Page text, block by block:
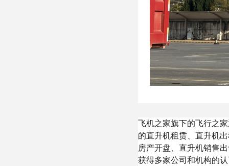
飞机之家旗下的飞行之
的直升机租赁、直升机
房产开盘、直升机销售
获得多家公司和机构的